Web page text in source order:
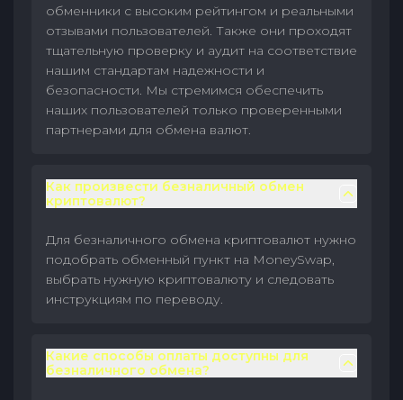
обменники с высоким рейтингом и реальными
отзывами пользователей. Также они проходят
тщательную проверку и аудит на соответствие
нашим стандартам надежности и
безопасности. Мы стремимся обеспечить
наших пользователей только проверенными
партнерами для обмена валют.
Как произвести безналичный обмен
криптовалют?
Для безналичного обмена криптовалют нужно
подобрать обменный пункт на MoneySwap,
выбрать нужную криптовалюту и следовать
инструкциям по переводу.
Какие способы оплаты доступны для
безналичного обмена?